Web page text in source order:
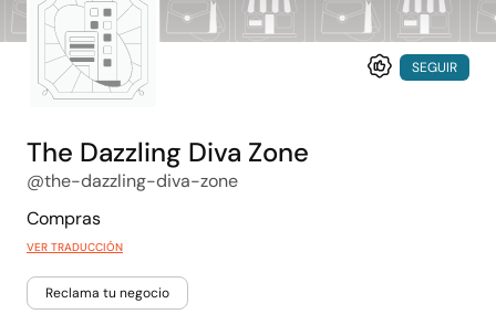
SEGUIR
The Dazzling Diva Zone
@the-dazzling-diva-zone
Compras
VER TRADUCCIÓN
Reclama tu negocio